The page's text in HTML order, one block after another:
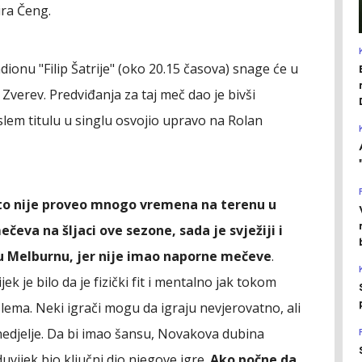
Čeng.
"Filip Šatrije" (oko 20.15 časova) snage će u
Predviđanja za taj meč dao je bivši
titulu u singlu osvojio upravo na Rolan
nije proveo mnogo vremena na terenu u
na šljaci ove sezone, sada je svježiji i
jer nije imao naporne mečeve.
je bilo da je fizički fit i mentalno jak tokom
Neki igrači mogu da igraju nevjerovatno, ali
Da bi imao šansu, Novakova dubina